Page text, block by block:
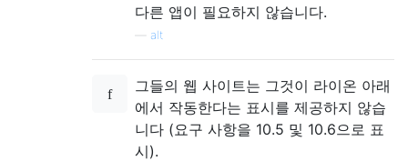
다른 앱이 필요하지 않습니다.
alt
그들의 웹 사이트는 그것이 라이온 아래
에서 작동한다는 표시를 제공하지 않습
니다 (요구 사항을 10.5 및 10.6으로 표
시).